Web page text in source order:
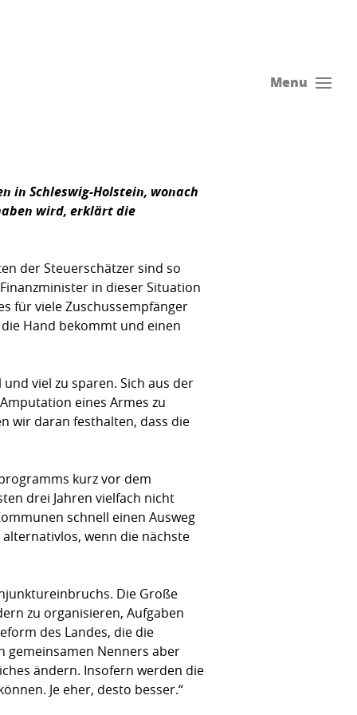
Menu
in Schleswig-Holstein, wonach
wird, erklärt die
der Steuerschätzer sind so
in dieser Situation
für viele Zuschussempfänger
Hand bekommt und einen
viel zu sparen. Sich aus der
eines Armes zu
wir daran festhalten, dass die
kurz vor dem
drei Jahren vielfach nicht
schnell einen Ausweg
wenn die nächste
Die Große
zu organisieren, Aufgaben
des Landes, die die
gemeinsamen Nenners aber
ändern. Insofern werden die
Je eher, desto besser.“